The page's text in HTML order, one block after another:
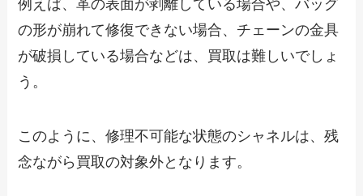
例えば、革の表面が剥離している場合や、バッグ
の形が崩れて修復できない場合、チェーンの金具
が破損している場合などは、買取は難しいでしょ
う。
このように、修理不可能な状態のシャネルは、残
念ながら買取の対象外となります。